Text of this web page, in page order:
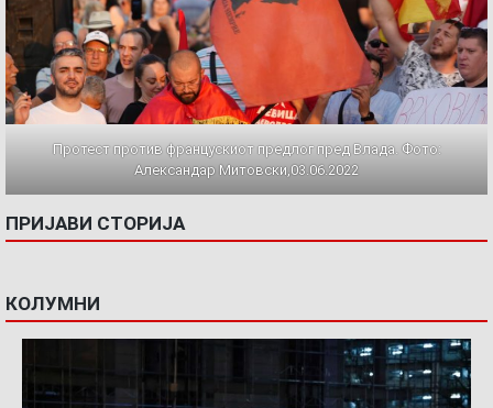
Протест против францускиот предлог пред Влада. Фото:
Александар Митовски,03.06.2022
ПРИЈАВИ СТОРИЈА
КОЛУМНИ